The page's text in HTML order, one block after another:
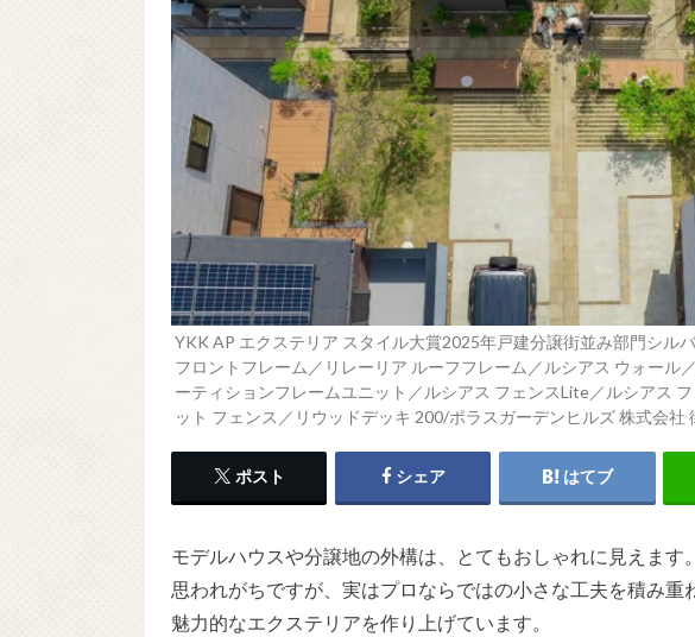
YKK AP エクステリア スタイル大賞2025年戸建分譲街並み部門シ
フロントフレーム／リレーリア ルーフフレーム／ルシアス ウォール
ーティションフレームユニット／ルシアス フェンスLite／ルシアス
ット フェンス／リウッドデッキ 200/ポラスガーデンヒルズ 株式会社
ポスト シェア はてブ
モデルハウスや分譲地の外構は、とてもおしゃれに見えます
思われがちですが、実はプロならではの小さな工夫を積み重
魅力的なエクステリアを作り上げています。